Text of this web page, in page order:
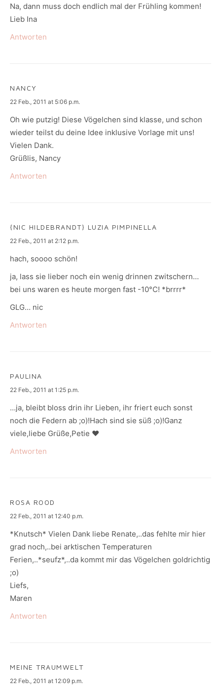
Na, dann muss doch endlich mal der Frühling kommen!
Lieb Ina
Antworten
NANCY
says:
22 Feb., 2011 at 5:06 p.m.
Oh wie putzig! Diese Vögelchen sind klasse, und schon
wieder teilst du deine Idee inklusive Vorlage mit uns!
Vielen Dank.
Grüßlis, Nancy
Antworten
{NIC HILDEBRANDT} LUZIA PIMPINELLA
says:
22 Feb., 2011 at 2:12 p.m.
hach, soooo schön!
ja, lass sie lieber noch ein wenig drinnen zwitschern…
bei uns waren es heute morgen fast -10°C! *brrrr*
GLG… nic
Antworten
PAULINA
says:
22 Feb., 2011 at 1:25 p.m.
…ja, bleibt bloss drin ihr Lieben, ihr friert euch sonst
noch die Federn ab ;o)!Hach sind sie süß ;o)!Ganz
viele,liebe Grüße,Petie ♥
Antworten
ROSA ROOD
says:
22 Feb., 2011 at 12:40 p.m.
*Knutsch* Vielen Dank liebe Renate,..das fehlte mir hier
grad noch,..bei arktischen Temperaturen
Ferien,..*seufz*,..da kommt mir das Vögelchen goldrichtig
;o)
Liefs,
Maren
Antworten
MEINE TRAUMWELT
says:
22 Feb., 2011 at 12:09 p.m.